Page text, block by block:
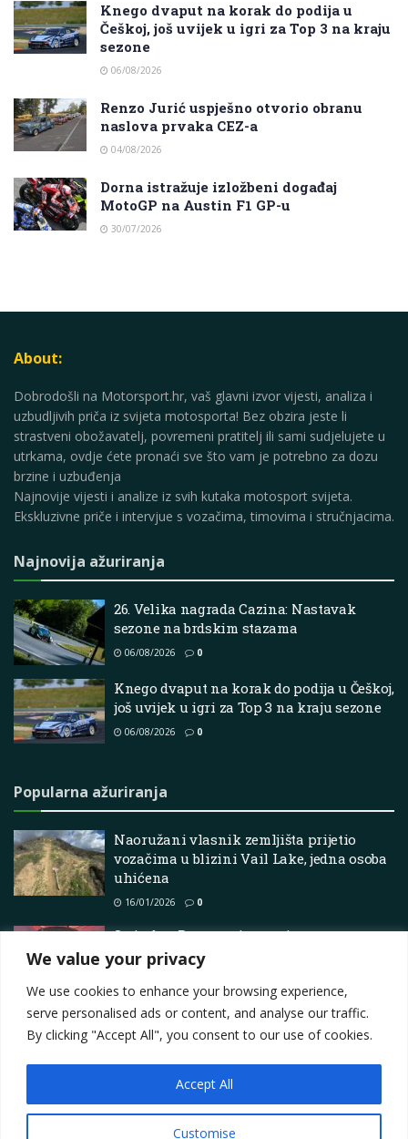
We value your privacy
We use cookies to enhance your browsing experience,
serve personalised ads or content, and analyse our traffic.
By clicking "Accept All", you consent to our use of cookies.
Customise
Accept All
Knego dvaput na korak do podija u
Češkoj, još uvijek u igri za Top 3 na kraju
sezone
06/08/2026
Renzo Jurić uspješno otvorio obranu
naslova prvaka CEZ-a
04/08/2026
Dorna istražuje izložbeni događaj
MotoGP na Austin F1 GP-u
30/07/2026
About:
Dobrodošli na Motorsport.hr, vaš glavni izvor vijesti, analiza i
uzbudljivih priča iz svijeta motosporta! Bez obzira jeste li
strastveni obožavatelj, povremeni pratitelj ili sami sudjelujete u
utrkama, ovdje ćete pronaći sve što vam je potrebno za dozu
brzine i uzbuđenja
Najnovije vijesti i analize iz svih kutaka motosport svijeta.
Ekskluzivne priče i intervjue s vozačima, timovima i stručnjacima.
Najnovija ažuriranja
26. Velika nagrada Cazina: Nastavak
sezone na brdskim stazama
06/08/2026 0
Knego dvaput na korak do podija u Češkoj,
još uvijek u igri za Top 3 na kraju sezone
06/08/2026 0
Popularna ažuriranja
Naoružani vlasnik zemljišta prijetio
vozačima u blizini Vail Lake, jedna osoba
uhićena
16/01/2026 0
Swindon Powertrain postigao posao s
Toyotinim motorima
Contact
Privacy Policy
Terms Marketing i oglašavanje